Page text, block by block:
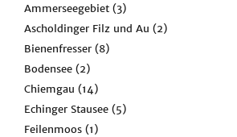
Ammerseegebiet (3)
Ascholdinger Filz und Au (2)
Bienenfresser (8)
Bodensee (2)
Chiemgau (14)
Echinger Stausee (5)
Feilenmoos (1)